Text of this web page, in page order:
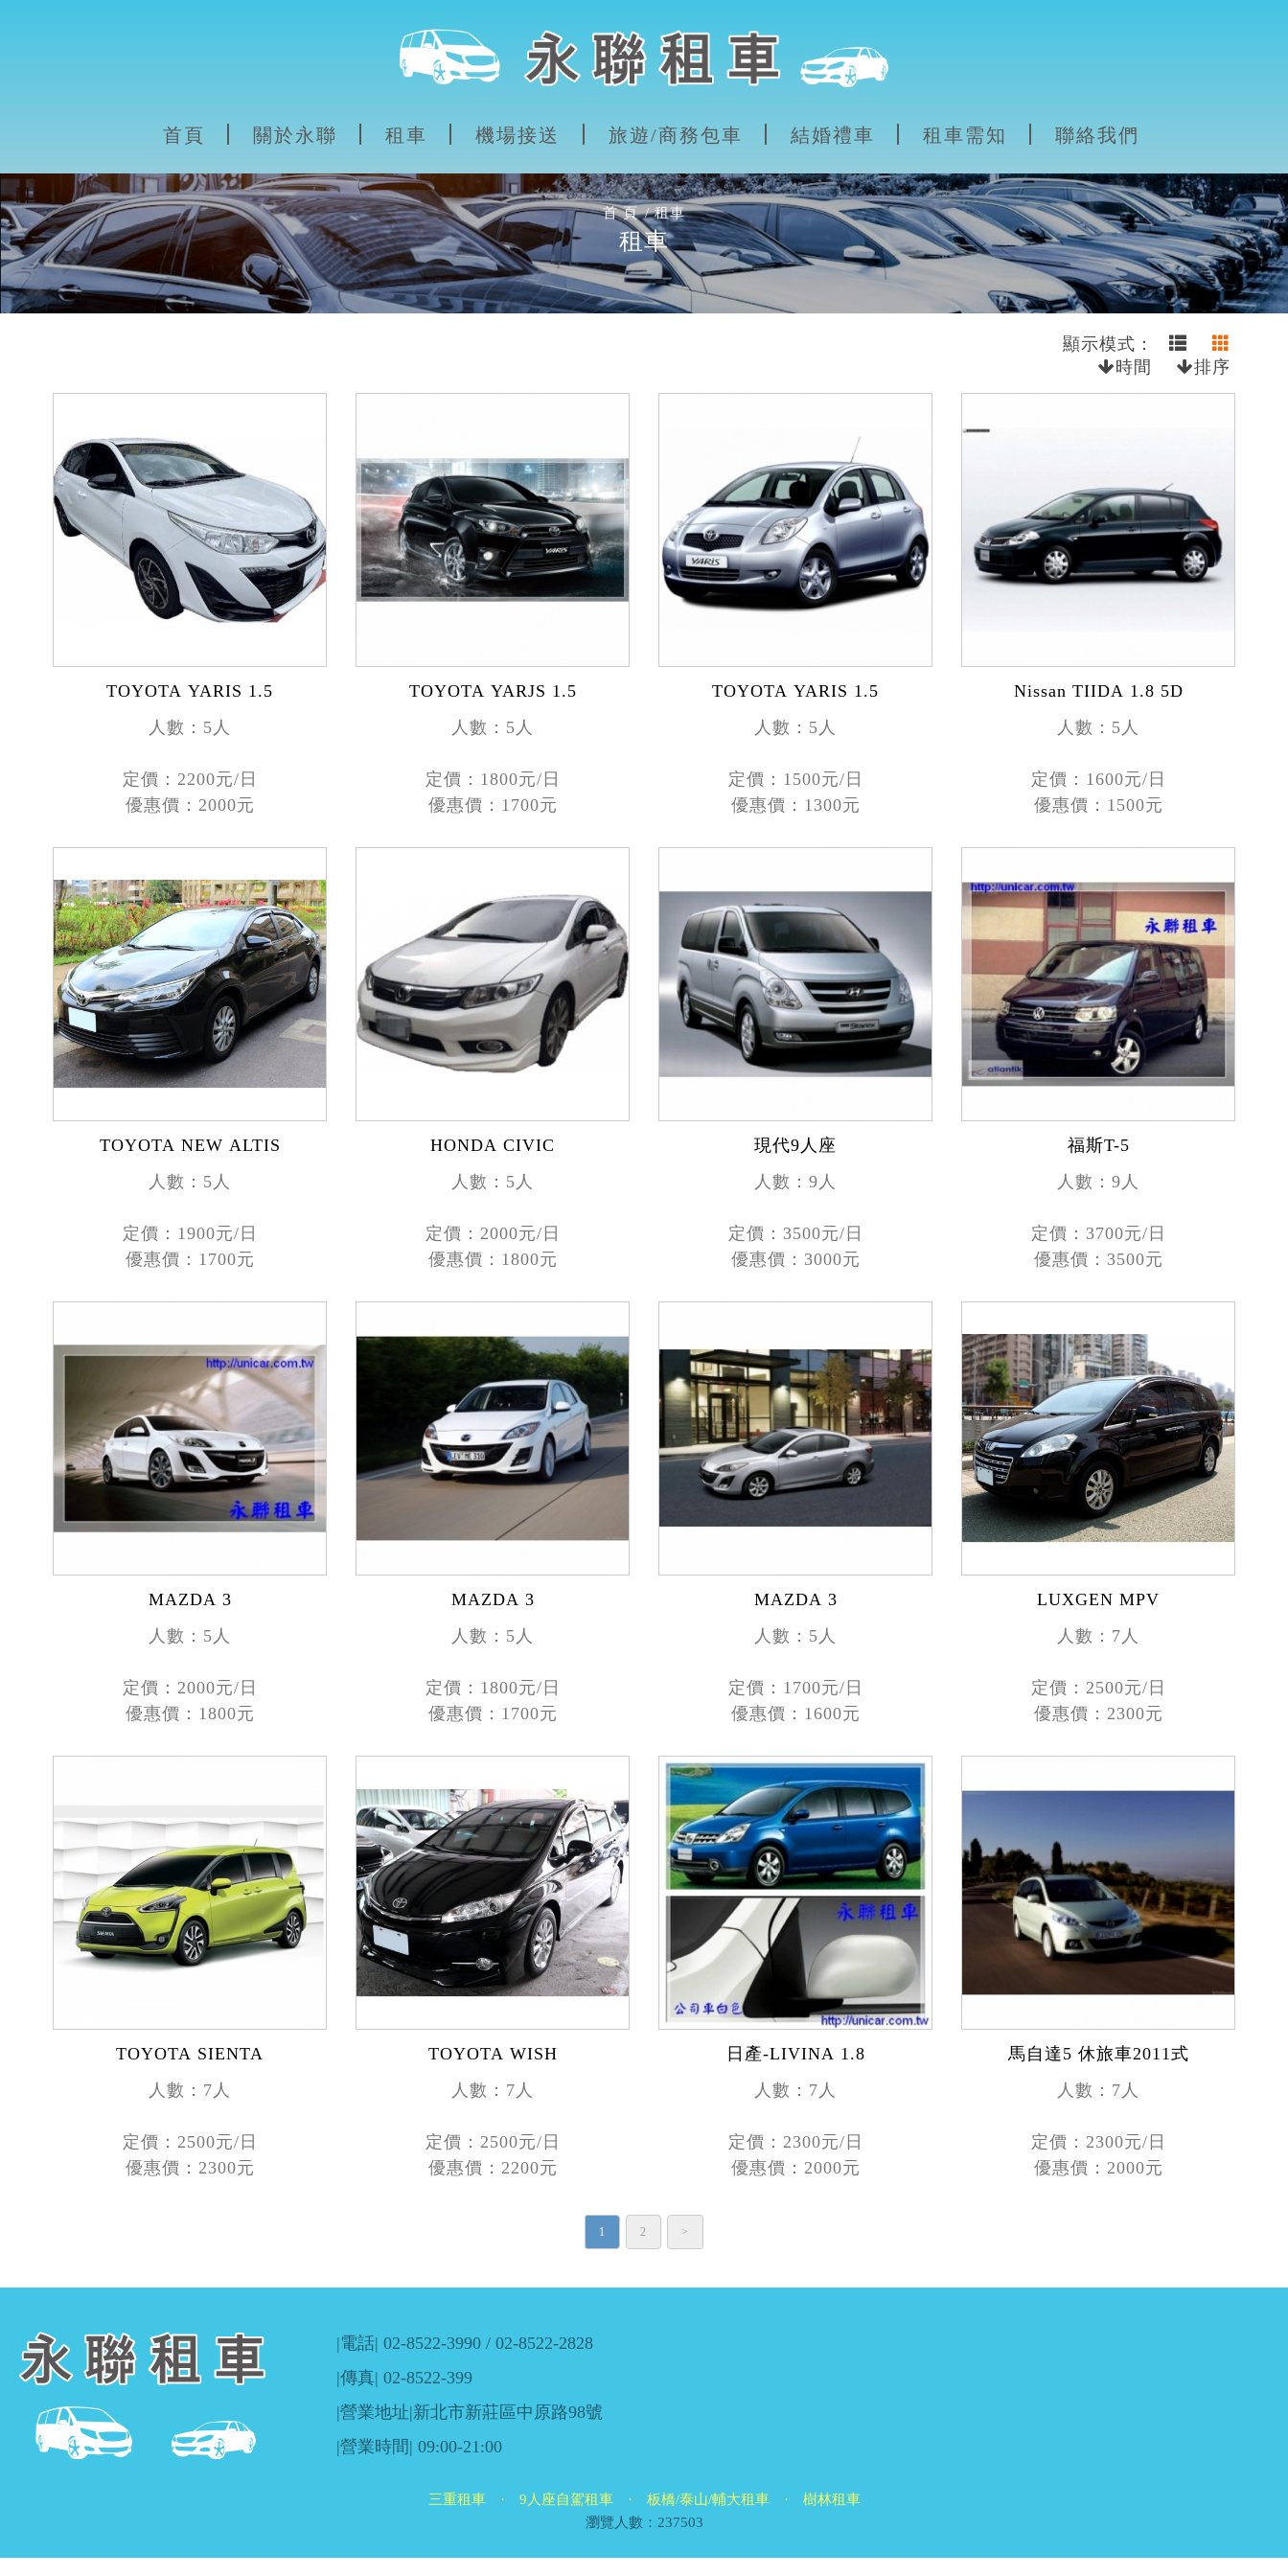
首頁 關於永聯 租車 機場接送 旅遊/商務包車 結婚禮車 租車需知 聯絡我們
首 頁 租車
租車
顯示模式：
時間 排序
TOYOTA YARIS 1.5
人數：5人
定價：2200元/日
優惠價：2000元
TOYOTA YARJS 1.5
人數：5人
定價：1800元/日
優惠價：1700元
TOYOTA YARIS 1.5
人數：5人
定價：1500元/日
優惠價：1300元
Nissan TIIDA 1.8 5D
人數：5人
定價：1600元/日
優惠價：1500元
TOYOTA NEW ALTIS
人數：5人
定價：1900元/日
優惠價：1700元
HONDA CIVIC
人數：5人
定價：2000元/日
優惠價：1800元
現代9人座
人數：9人
定價：3500元/日
優惠價：3000元
福斯T-5
人數：9人
定價：3700元/日
優惠價：3500元
MAZDA 3
人數：5人
定價：2000元/日
優惠價：1800元
MAZDA 3
人數：5人
定價：1800元/日
優惠價：1700元
MAZDA 3
人數：5人
定價：1700元/日
優惠價：1600元
LUXGEN MPV
人數：7人
定價：2500元/日
優惠價：2300元
TOYOTA SIENTA
人數：7人
定價：2500元/日
優惠價：2300元
TOYOTA WISH
人數：7人
定價：2500元/日
優惠價：2200元
日產-LIVINA 1.8
人數：7人
定價：2300元/日
優惠價：2000元
馬自達5 休旅車2011式
人數：7人
定價：2300元/日
優惠價：2000元
1 2 >
|電話| 02-8522-3990 / 02-8522-2828
|傳真| 02-8522-399
|營業地址|新北市新莊區中原路98號
|營業時間| 09:00-21:00
三重租車· 9人座自駕租車· 板橋/泰山/輔大租車· 樹林租車
瀏覽人數：237503